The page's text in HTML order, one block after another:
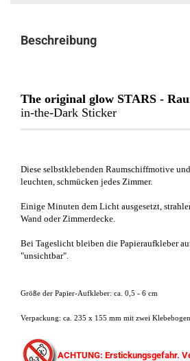
Beschreibung
The original glow STARS -
in-the-Dark Sticker
Diese selbstklebenden Raumschiffmotive
leuchten, schmücken jedes Zimmer.
Einige Minuten dem Licht ausgesetzt,
Wand oder Zimmerdecke.
Bei Tageslicht bleiben die Papieraufkleber
"unsichtbar".
Größe der Papier-Aufkleber: ca. 0,5 - 6 cm
Verpackung: ca. 235 x 155 mm mit zwei Klebebogen
ACHTUNG: Erstickungsgefahr.